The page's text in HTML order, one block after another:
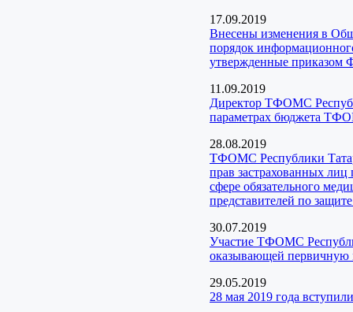
17.09.2019
Внесены изменения в
порядок
утвержденные
11.09.2019
Директор ТФОМС
параметрах бюджета
28.08.2019
ТФОМС Республики
прав застрахованных
сфере обязательного
представителей по
30.07.2019
Участие ТФОМС
оказывающей первичную
29.05.2019
28 мая 2019 года